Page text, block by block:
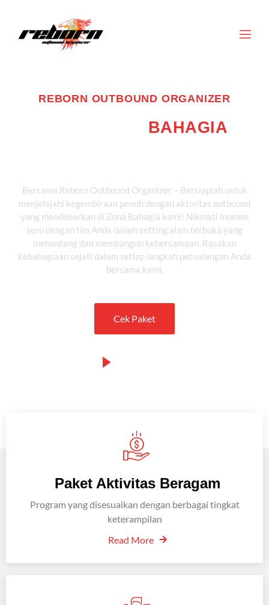
REBORN OUTBOUND ORGANIZER
BAHAGIA
Bersama Reborn Outbound Organizer – Bersiaplah untuk
menjelajahi kegembiraan penuh dengan aktivitas outbound
yang mendebarkan di Zona Bahagia kami! Nikmati momen
seru dengan tim Anda dalam setting alam terbuka yang
menantang dan membangun kebersamaan. Rasakan
kebahagiaan sejati dalam setiap langkah petualangan Anda
bersama kami.
Cek Paket
Paket Aktivitas Beragam
Program yang disesuaikan dengan berbagai tingkat
keterampilan
Read More